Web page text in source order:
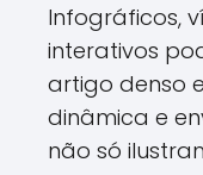
Infográficos,
interativos
artigo denso
dinâmica e
não só